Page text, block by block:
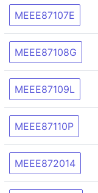
MEEE87107E
MEEE87108G
MEEE87109L
MEEE87110P
MEEE872014